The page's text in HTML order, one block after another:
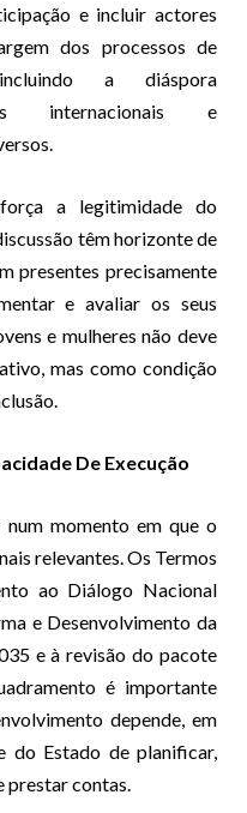
e incluir actores
dos processos de
a diáspora
internacionais e
a legitimidade do
têm horizonte de
presentes precisamente
e avaliar os seus
e mulheres não deve
mas como condição
De Execução
momento em que o
relevantes. Os Termos
ao Diálogo Nacional
e Desenvolvimento da
e à revisão do pacote
é importante
depende, em
do Estado de planificar,
prestar contas.